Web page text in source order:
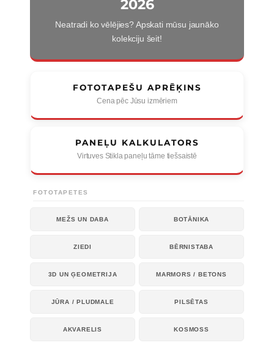
2026
Neatradi ko vēlējies? Apskati mūsu jaunāko
kolekciju šeit!
FOTOTAPEŠU APRĒĶINS
Cena pēc Jūsu izmēriem
PANEĻU KALKULATORS
Virtuves Stikla paneļu tāme tiešsaistē
FOTOTAPETES
MEŽS UN DABA BOTĀNIKA
ZIEDI BĒRNISTABA
3D UN ĢEOMETRIJA MARMORS / BETONS
JŪRA / PLUDMALE PILSĒTAS
AKVARELIS KOSMOSS